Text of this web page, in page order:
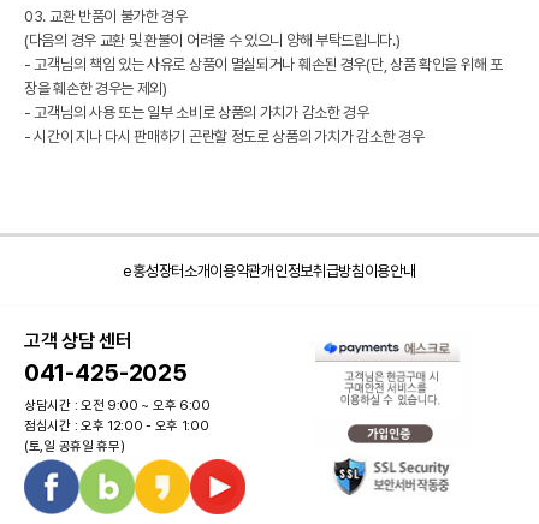
03. 교환 반품이 불가한 경우
(다음의 경우 교환 및 환불이 어려울 수 있으니 양해 부탁드립니다.)
- 고객님의 책임 있는 사유로 상품이 멸실되거나 훼손된 경우(단, 상품 확인을 위해 포
장을 훼손한 경우는 제외)
- 고객님의 사용 또는 일부 소비로 상품의 가치가 감소한 경우
- 시간이 지나 다시 판매하기 곤란할 정도로 상품의 가치가 감소한 경우
e홍성장터소개이용약관개인정보취급방침이용안내
고객 상담 센터
041-425-2025
상담시간 : 오전 9:00 ~ 오후 6:00
점심시간 : 오후 12:00 - 오후 1:00
(토,일 공휴일 휴무)